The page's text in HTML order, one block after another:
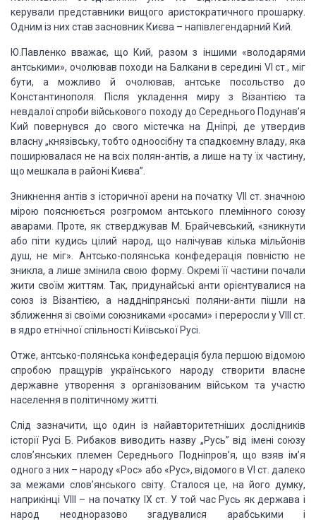
керували представники вищого аристократичного прошарку.
Одним із них став засновник Києва – напівлегендарний Кий.
Ю.Павленко вважає, що Кий, разом з іншими «володарями
антськими», очолював походи на Балкани в середині VI ст., міг
бути, а можливо й очолював, антське посольство до
Константинополя. Після укладення миру з Візантією та
невдалої спроби військового походу до Середнього Подунав’я
Кий повернувся до свого містечка на Дніпрі, де утвердив
власну„князівську, тобто одноосібну та спадкоємну владу, яка
поширювалася не на всіх полян-антів, а лише на ту їх частину,
що мешкала в районі Києва”.
Зникнення антів з історичної арени на початку VII ст. значною
мірою пояснюється розгромом антського племінного союзу
аварами. Проте, як стверджував М. Брайчевський, «зникнути
або піти кудись цілий народ, що налічував кілька мільйонів
душ, не міг». Антсько-полянська конфедерація повністю не
зникла, а лише змінила свою форму. Окремі її частини почали
жити своїм життям. Так, придунайські анти орієнтувалися на
союз із Візантією, а наддніпрянські поляни-анти пішли на
зближення зі своїми союзниками «росами» і переросли у VIII ст.
в ядро етнічної спільності Київської Русі.
Отже, антсько-полянська конфедерація була першою відомою
спробою пращурів українського народу створити власне
державне утворення з організованим військом та участю
населення в політичному житті.
Слід зазначити, що один із найавторитетніших дослідників
історії Русі Б. Рибаков виводить назву „Русь” від імені союзу
слов’янських племен Середнього Подніпров’я, що взяв ім’я
одного з них – народу «Рос» або «Рус», відомого в VI ст. далеко
за межами слов’янського світу. Сталося це, на його думку,
наприкінці VIII – на початку IX ст. У той часРусь як держава і
народ неодноразово згадувалися арабськими і